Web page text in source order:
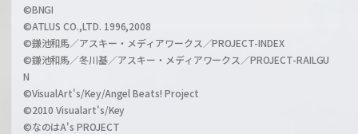
©BNGI
©ATLUS CO.,LTD. 1996,2008
©鎌池和馬／アスキー・メディアワークス／PROJECT-INDEX
©鎌池和馬／冬川基／アスキー・メディアワークス／PROJECT-RAILGU
N
©VisualArt's/Key/Angel Beats! Project
©2010 Visualart's/Key
©なのはA's PROJECT